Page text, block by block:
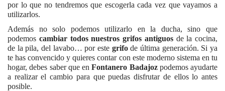
por lo que no tendremos que escogerla cada vez que vayamos a
utilizarlos.
Además no solo podemos utilizarlo en la ducha, sino que
podemos cambiar todos nuestros grifos antiguosde la cocina,
de la pila, del lavabo… por este grifode última generación. Si ya
te has convencido y quieres contar con este moderno sistema en tu
hogar, debes saber que enFontanero Badajozpodemos ayudarte
a realizar el cambio para que puedas disfrutar de ellos lo antes
posible.